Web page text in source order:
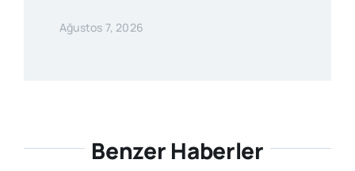
Ağustos 7, 2026
Benzer Haberler